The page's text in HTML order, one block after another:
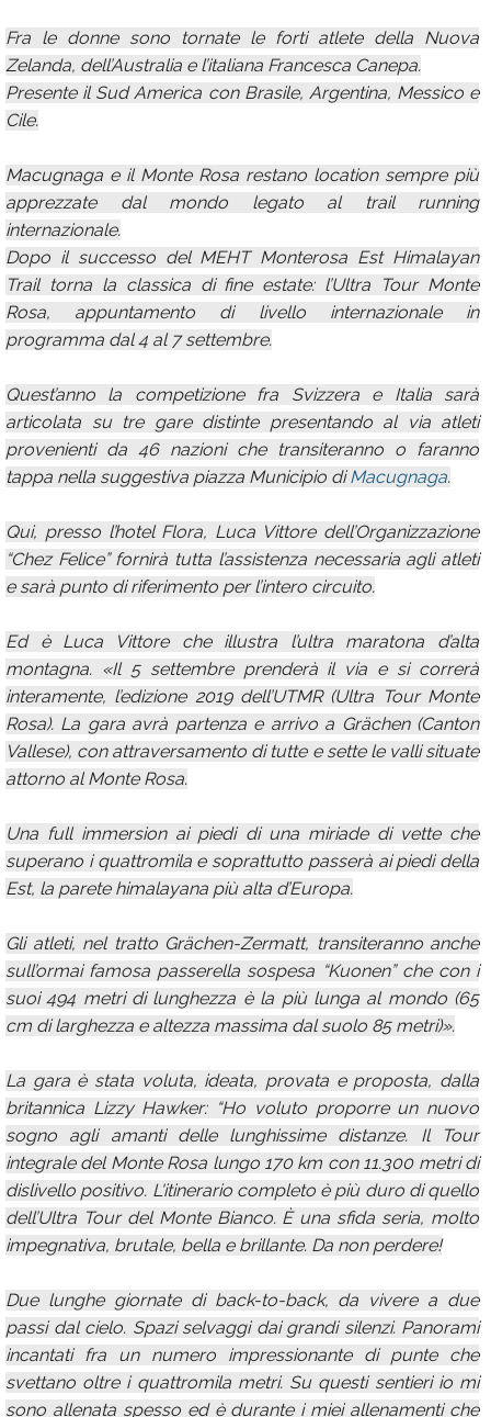
Fra le donne sono tornate le forti atlete della Nuova
Zelanda, dell’Australia e l’italiana Francesca Canepa.
Presente il Sud America con Brasile, Argentina, Messico e
Cile.
Macugnaga e il Monte Rosa restano location sempre più
apprezzate dal mondo legato al trail running
internazionale.
Dopo il successo del MEHT Monterosa Est Himalayan
Trail torna la classica di fine estate: l’Ultra Tour Monte
Rosa, appuntamento di livello internazionale in
programma dal 4 al 7 settembre.
Quest’anno la competizione fra Svizzera e Italia sarà
articolata su tre gare distinte presentando al via atleti
provenienti da 46 nazioni che transiteranno o faranno
tappa nella suggestiva piazza Municipio diMacugnaga.
Qui, presso l’hotel Flora, Luca Vittore dell’Organizzazione
“Chez Felice” fornirà tutta l’assistenza necessaria agli atleti
e sarà punto di riferimento per l’intero circuito.
Ed è Luca Vittore che illustra l’ultra maratona d’alta
montagna. «Il 5 settembre prenderà il via e si correrà
interamente, l’edizione 2019 dell’UTMR (Ultra Tour Monte
Rosa). La gara avrà partenza e arrivo a Grächen (Canton
Vallese), con attraversamento di tutte e sette le valli situate
attorno al Monte Rosa.
Una full immersion ai piedi di una miriade di vette che
superano i quattromila e soprattutto passerà ai piedi della
Est, la parete himalayana più alta d’Europa.
Gli atleti, nel tratto Grächen-Zermatt, transiteranno anche
sull’ormai famosa passerella sospesa “Kuonen” che con i
suoi 494 metri di lunghezza è la più lunga al mondo (65
cm di larghezza e altezza massima dal suolo 85 metri)».
La gara è stata voluta, ideata, provata e proposta, dalla
britannica Lizzy Hawker: “Ho voluto proporre un nuovo
sogno agli amanti delle lunghissime distanze. Il Tour
integrale del Monte Rosa lungo 170 km con 11.300 metri di
dislivello positivo. L'itinerario completo è più duro di quello
dell’Ultra Tour del Monte Bianco. È una sfida seria, molto
impegnativa, brutale, bella e brillante. Da non perdere!
Due lunghe giornate di back-to-back, da vivere a due
passi dal cielo. Spazi selvaggi dai grandi silenzi. Panorami
incantati fra un numero impressionante di punte che
svettano oltre i quattromila metri. Su questi sentieri io mi
sono allenata spesso ed è durante i miei allenamenti che